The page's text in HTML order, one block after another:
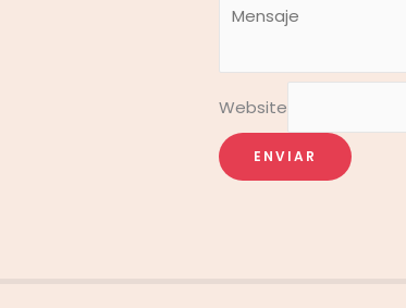
Website
ENVIAR